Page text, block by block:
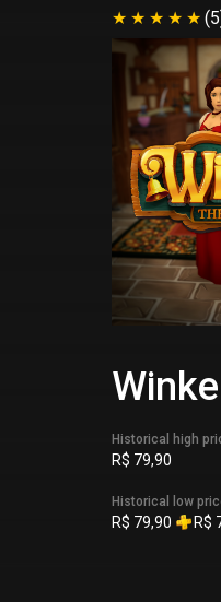
Historical high
R$ 79,90
Historical low
R$ 79,90 R$